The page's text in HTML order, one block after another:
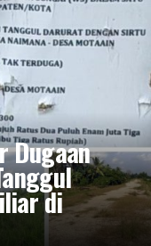
Dugaan
di